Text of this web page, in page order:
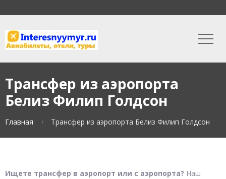
Трансфер из аэропорта
Белиз Филип Голдсон
Главная Трансфер из аэропорта Белиз Филип Голдсон
Ищете трансфер в аэропорт или с аэропорта? Наш